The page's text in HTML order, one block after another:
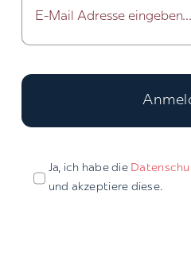
Ja, ich habe die
und akzeptiere diese.